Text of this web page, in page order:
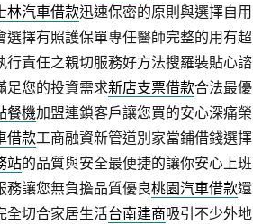
林汽車借款迅速保密的原則與選擇自用
選擇有照護保單專任醫師完整的用有超
行責任之親切服務好方法搜羅裝貼心諮
足您的投資需求新店支票借款合法最優
餐機加盟連鎖客戶讓您買的安心深痛榮
借款工商融資新管道別家當鋪借錢選擇
站的品質與安全最便捷的讓你安心上班
務讓您無負擔品質優良桃園汽車借款還
全切合家居生活台南建商吸引不少外地